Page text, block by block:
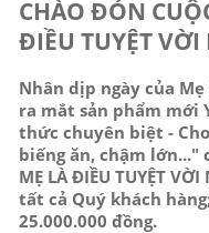
CHÀO ĐÓN
ĐIỀU TUYỆT VỜI
Nhân dịp ngày của
ra mắt sản phẩm mới
thức chuyên biệt -
biếng ăn, chậm lớn..."
MẸ LÀ ĐIỀU TUYỆT
tất cả Quý khách
25.000.000 đồng.